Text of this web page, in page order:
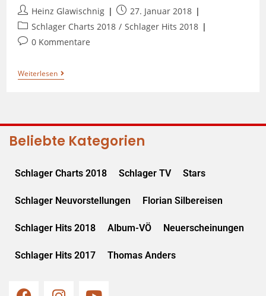
Heinz Glawischnig
27. Januar 2018
Schlager Charts 2018 / Schlager Hits 2018
0 Kommentare
Weiterlesen
Beliebte Kategorien
Schlager Charts 2018 Schlager TV Stars
Schlager Neuvorstellungen Florian Silbereisen
Schlager Hits 2018 Album-VÖ Neuerscheinungen
Schlager Hits 2017 Thomas Anders